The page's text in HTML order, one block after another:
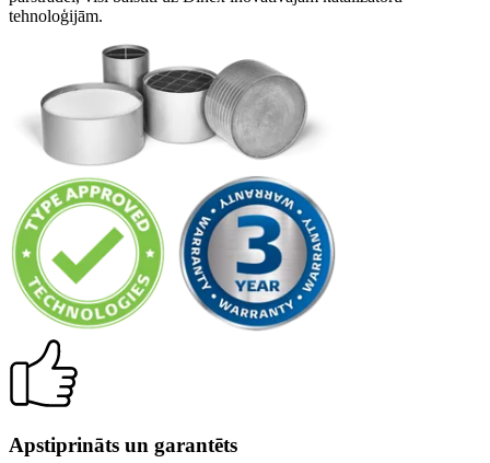
tehnoloģijām.
Apstiprināts un garantēts